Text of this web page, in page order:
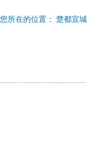
您所在的位置： 楚都宜